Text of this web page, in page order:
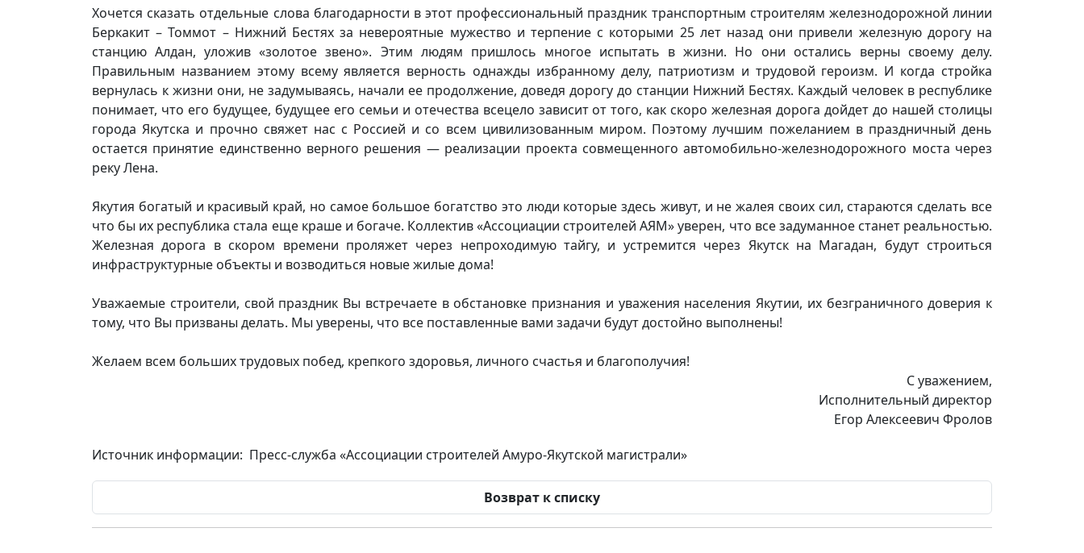
Хочется сказать отдельные слова благодарности в этот профессиональный праздник транспортным строителям железнодорожной линии
Беркакит – Томмот – Нижний Бестях за невероятные мужество и терпение с которыми 25 лет назад они привели железную дорогу на
станцию Алдан, уложив «золотое звено». Этим людям пришлось многое испытать в жизни. Но они остались верны своему делу.
Правильным названием этому всему является верность однажды избранному делу, патриотизм и трудовой героизм. И когда стройка
вернулась к жизни они, не задумываясь, начали ее продолжение, доведя дорогу до станции Нижний Бестях. Каждый человек в республике
понимает, что его будущее, будущее его семьи и отечества всецело зависит от того, как скоро железная дорога дойдет до нашей столицы
города Якутска и прочно свяжет нас с Россией и со всем цивилизованным миром. Поэтому лучшим пожеланием в праздничный день
остается принятие единственно верного решения — реализации проекта совмещенного автомобильно-железнодорожного моста через
реку Лена.
Якутия богатый и красивый край, но самое большое богатство это люди которые здесь живут, и не жалея своих сил, стараются сделать все
что бы их республика стала еще краше и богаче. Коллектив «Ассоциации строителей АЯМ» уверен, что все задуманное станет реальностью.
Железная дорога в скором времени проляжет через непроходимую тайгу, и устремится через Якутск на Магадан, будут строиться
инфраструктурные объекты и возводиться новые жилые дома!
Уважаемые строители, свой праздник Вы встречаете в обстановке признания и уважения населения Якутии, их безграничного доверия к
тому, что Вы призваны делать. Мы уверены, что все поставленные вами задачи будут достойно выполнены!
Желаем всем больших трудовых побед, крепкого здоровья, личного счастья и благополучия!
С уважением,
Исполнительный директор
Егор Алексеевич Фролов
Источник информации: Пресс-служба «Ассоциации строителей Амуро-Якутской магистрали»
Возврат к списку